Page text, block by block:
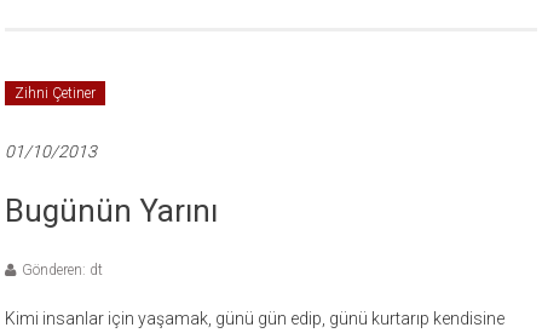
Zihni Çetiner
01/10/2013
Bugünün Yarını
Gönderen: dt
Kimi insanlar için yaşamak, günü gün edip, günü kurtarıp kendisine